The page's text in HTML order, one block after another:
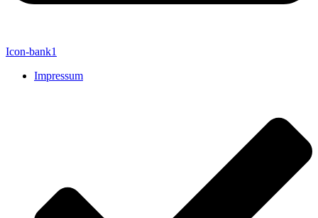
Icon-bank1
Impressum